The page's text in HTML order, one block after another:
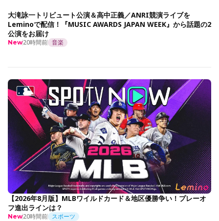
大滝詠一トリビュート公演＆高中正義／ANRI競演ライブを
Leminoで配信！『MUSIC AWARDS JAPAN WEEK』から話題の2
公演をお届け
New20時間前 音楽
【2026年8月版】MLBワイルドカード＆地区優勝争い！プレーオ
フ進出ラインは？
New20時間前 スポーツ